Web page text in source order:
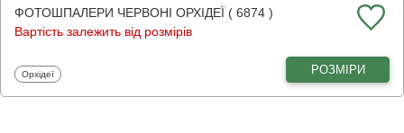
ФОТОШПАЛЕРИ ЧЕРВОНІ ОРХІДЕЇ ( 6874 )
Вартість залежить від розмірів
Фотошпалери
Орхідеї РОЗМІРИ